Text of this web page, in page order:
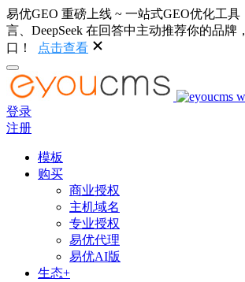
易优GEO 重磅上线 ~ 一站式GEO优化工
言、DeepSeek 在回答中主动推荐你的品牌
口！
点击查看
登录
注册
模板
购买
商业授权
主机域名
专业授权
易优代理
易优AI版
生态+